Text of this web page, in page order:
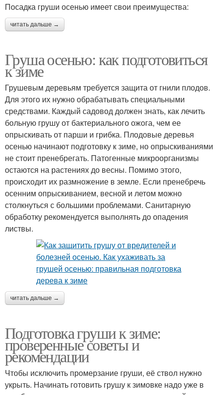
Посадка груши осенью имеет свои преимущества:
читать дальше →
Груша осенью: как подготовиться
к зиме
Грушевым деревьям требуется защита от гнили плодов.
Для этого их нужно обрабатывать специальными
средствами. Каждый садовод должен знать, как лечить
больную грушу от бактериального ожога, чем ее
опрыскивать от парши и грибка. Плодовые деревья
осенью начинают подготовку к зиме, но опрыскиваниями
не стоит пренебрегать. Патогенные микроорганизмы
остаются на растениях до весны. Помимо этого,
происходит их размножение в земле. Если пренебречь
осенним опрыскиванием, весной и летом можно
столкнуться с большими проблемами. Санитарную
обработку рекомендуется выполнять до опадения
листвы.
читать дальше →
Подготовка груши к зиме:
проверенные советы и
рекомендации
Чтобы исключить промерзание груши, её ствол нужно
укрыть. Начинать готовить грушу к зимовке надо уже в